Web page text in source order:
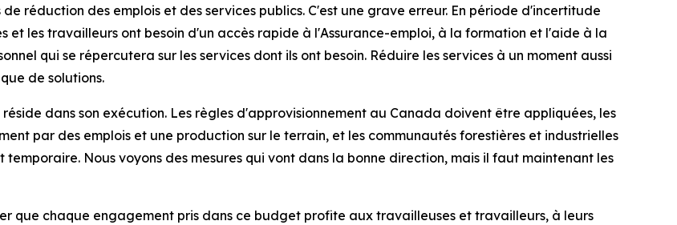
réduction des emplois et des services publics. C'est une grave erreur. En période d'incertitude
et les travailleurs ont besoin d'un accès rapide à l'Assurance-emploi, à la formation et l'aide à la
qui se répercutera sur les services dont ils ont besoin. Réduire les services à un moment aussi
de solutions.
dans son exécution. Les règles d'approvisionnement au Canada doivent être appliquées, les
par des emplois et une production sur le terrain, et les communautés forestières et industrielles
Nous voyons des mesures qui vont dans la bonne direction, mais il faut maintenant les
que chaque engagement pris dans ce budget profite aux travailleuses et travailleurs, à leurs